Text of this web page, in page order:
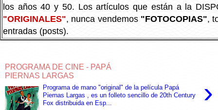
los años 40 y 50. Los artículos que están a la
"ORIGINALES", nunca vendemos "FOTOCOPIAS",
entradas (posts).
PROGRAMA DE CINE - PAPÁ
PIERNAS LARGAS
›
Programa de mano "original" de la película Papá
Piernas Largas , es un folleto sencillo de 20th Century
Fox distribuida en Esp...